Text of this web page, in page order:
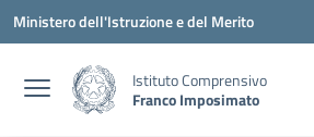
Vai ai contenuti
Vai al menu di navigazione
Vai al footer
Ministero dell'Istruzione e del Merito
Istituto Comprensivo
Franco Imposimato